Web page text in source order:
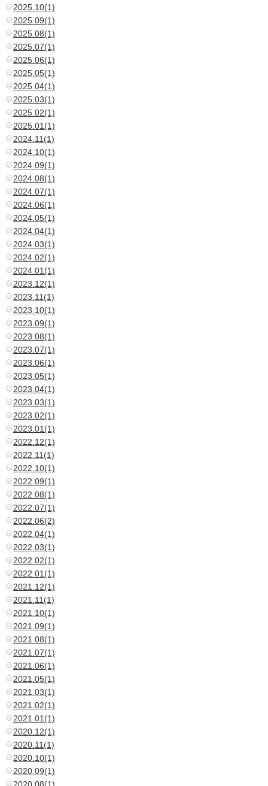
2025.10(1)
2025.09(1)
2025.08(1)
2025.07(1)
2025.06(1)
2025.05(1)
2025.04(1)
2025.03(1)
2025.02(1)
2025.01(1)
2024.11(1)
2024.10(1)
2024.09(1)
2024.08(1)
2024.07(1)
2024.06(1)
2024.05(1)
2024.04(1)
2024.03(1)
2024.02(1)
2024.01(1)
2023.12(1)
2023.11(1)
2023.10(1)
2023.09(1)
2023.08(1)
2023.07(1)
2023.06(1)
2023.05(1)
2023.04(1)
2023.03(1)
2023.02(1)
2023.01(1)
2022.12(1)
2022.11(1)
2022.10(1)
2022.09(1)
2022.08(1)
2022.07(1)
2022.06(2)
2022.04(1)
2022.03(1)
2022.02(1)
2022.01(1)
2021.12(1)
2021.11(1)
2021.10(1)
2021.09(1)
2021.08(1)
2021.07(1)
2021.06(1)
2021.05(1)
2021.03(1)
2021.02(1)
2021.01(1)
2020.12(1)
2020.11(1)
2020.10(1)
2020.09(1)